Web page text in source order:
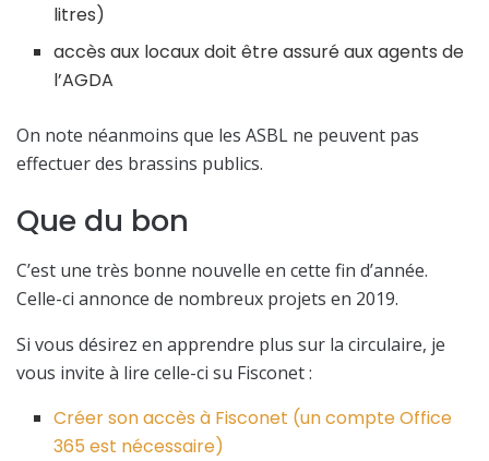
litres)
accès aux locaux doit être assuré aux agents de
l’AGDA
On note néanmoins que les ASBL ne peuvent pas
effectuer des brassins publics.
Que du bon
C’est une très bonne nouvelle en cette fin d’année.
Celle-ci annonce de nombreux projets en 2019.
Si vous désirez en apprendre plus sur la circulaire, je
vous invite à lire celle-ci su Fisconet :
Créer son accès à Fisconet (un compte Office
365 est nécessaire)